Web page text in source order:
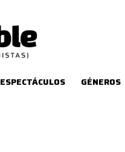
ESPECTÁCULOS GÉNEROS